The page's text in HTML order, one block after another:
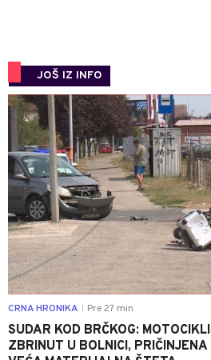
JOŠ IZ INFO
CRNA HRONIKA Pre 27 min
SUDAR KOD BRČKOG:
ZBRINUT U BOLNICI, PRIČINJENA